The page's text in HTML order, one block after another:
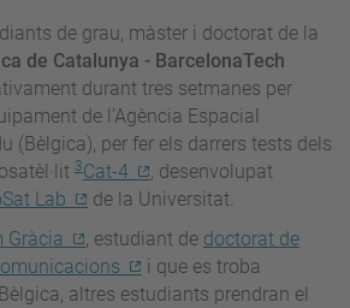
de grau, màster i doctorat de la
de Catalunya - BarcelonaTech
durant tres setmanes per
de l’Agència Espacial
(Bèlgica), per fer els darrers tests dels
3Cat-4
, desenvolupat
Lab
de la Universitat.
Gràcia , estudiant de doctorat de
i que es troba
altres estudiants prendran el